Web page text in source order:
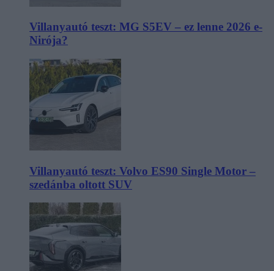
Villanyautó teszt: MG S5EV – ez lenne 2026 e-
Nirója?
Villanyautó teszt: Volvo ES90 Single Motor –
szedánba oltott SUV